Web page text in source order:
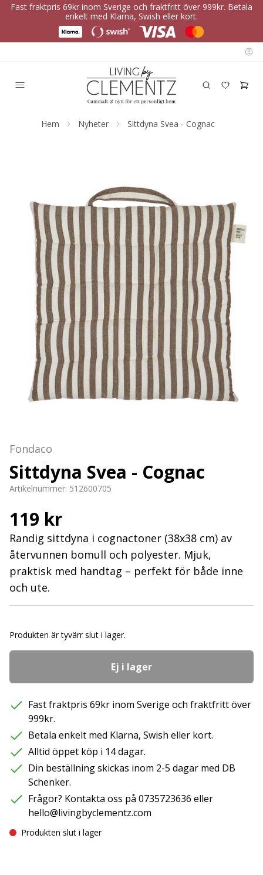
Fast fraktpris 69kr inom Sverige och fraktfritt över 999kr. Betala
enkelt med Klarna, Swish eller kort.
Hem Nyheter Sittdyna Svea - Cognac
Fondaco
Sittdyna Svea - Cognac
Artikelnummer: 512600705
119 kr
Randig sittdyna i cognactoner (38x38 cm) av
återvunnen bomull och polyester. Mjuk,
praktisk med handtag – perfekt för både inne
och ute.
Produkten är tyvärr slut i lager.
Ej i lager
Fast fraktpris 69kr inom Sverige och fraktfritt över
999kr.
Betala enkelt med Klarna, Swish eller kort.
Alltid öppet köp i 14 dagar.
Din beställning skickas inom 2-5 dagar med DB
Schenker.
Frågor? Kontakta oss på 0735723636 eller
hello@livingbyclementz.com
Produkten slut i lager